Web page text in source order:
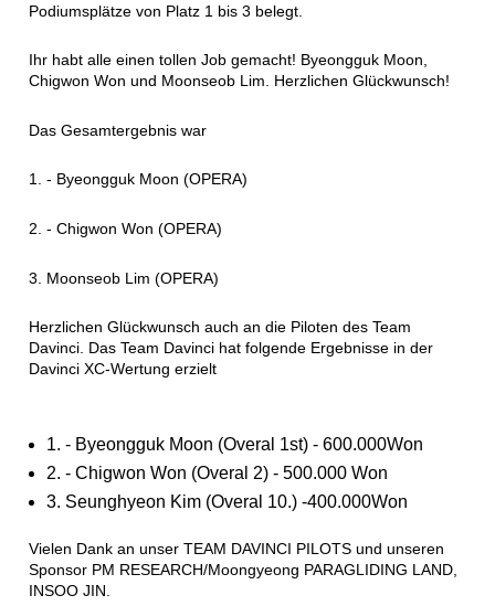
Podiumsplätze von Platz 1 bis 3 belegt.
Ihr habt alle einen tollen Job gemacht! Byeongguk Moon,
Chigwon Won und Moonseob Lim. Herzlichen Glückwunsch!
Das Gesamtergebnis war
1. - Byeongguk Moon (OPERA)
2. - Chigwon Won (OPERA)
3. Moonseob Lim (OPERA)
Herzlichen Glückwunsch auch an die Piloten des Team
Davinci. Das Team Davinci hat folgende Ergebnisse in der
Davinci XC-Wertung erzielt
1. - Byeongguk Moon (Overal 1st) - 600.000Won
2. - Chigwon Won (Overal 2) - 500.000 Won
3. Seunghyeon Kim (Overal 10.) -400.000Won
Vielen Dank an unser TEAM DAVINCI PILOTS und unseren
Sponsor PM RESEARCH/Moongyeong PARAGLIDING LAND,
INSOO JIN.